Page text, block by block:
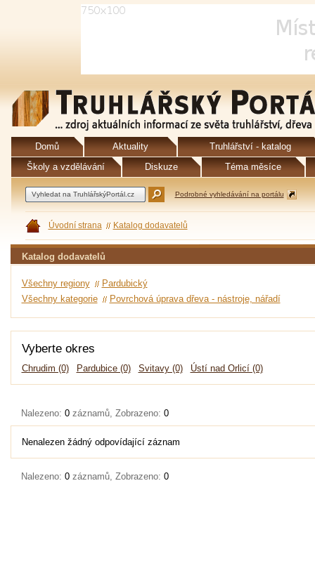
Domů Aktuality
Truhlářství - katalog
Školy a vzdělávání
Diskuze Téma měsíce
Podrobné vyhledávání na portálu
Úvodní strana Katalog dodavatelů
Katalog dodavatelů
Všechny regiony
Pardubický
Všechny kategorie
Povrchová úprava dřeva - nástroje, nářadí
Vyberte okres
Chrudim (0) Pardubice (0) Svitavy (0) Ústí nad Orlicí (0)
Nalezeno: 0 záznamů, Zobrazeno: 0
Nenalezen žádný odpovídající záznam
Nalezeno: 0 záznamů, Zobrazeno: 0